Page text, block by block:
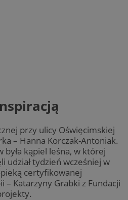
przy ulicy Oświęcimskiej
– Hanna Korczak-Antoniak.
była kąpiel leśna, w której
udział tydzień wcześniej w
certyfikowanej
– Katarzyny Grabki z Fundacji